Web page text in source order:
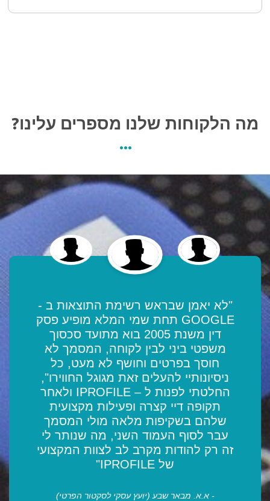
מה הלקוחות שלנו מספרים עלינו?
"לא יאמן שבראש רשימת התוצאות ב -
GOOGLE תחת שמי המלא מופיע פסק
דין משנת 2005 בוא מתועד סכסוך
משפטי ביני לבין לקוחה, המסמך לא
חוסך בפרטים וחושף לא מעט, כל
ניסיונותיי להעלים זאת מגוגל החווירו",
החלטתי לפנות ל – IPROFILE ולאחר
תקופה דיי קצרה ופעילות מקצועית
שלהם בשקיפות מלאה מולי המסמך
עבר לסוף העמוד השני, מה שנותר לי
זה רק להודות מקרב לב לצוות המקצועי
של IPROFILE"
- א.א. מבאר שבע (יועץ עסקי לסקטור הפרטי)